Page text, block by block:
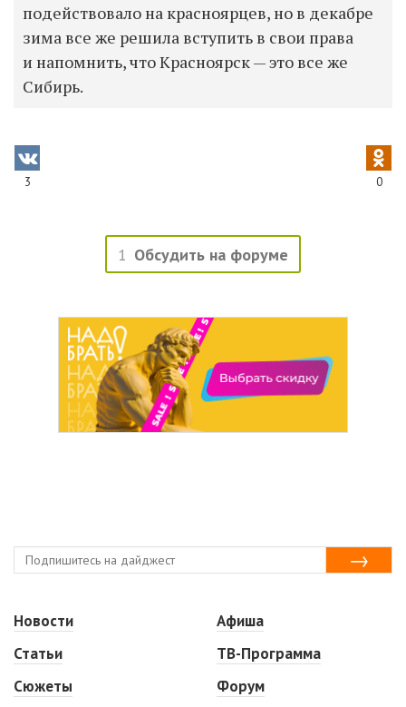
подействовало на красноярцев, но в декабре
зима все же решила вступить в свои права
и напомнить, что Красноярск — это все же
Сибирь.
3 0
1 Обсудить на форуме
Новости
Статьи
Сюжеты
Афиша
ТВ-Программа
Форум